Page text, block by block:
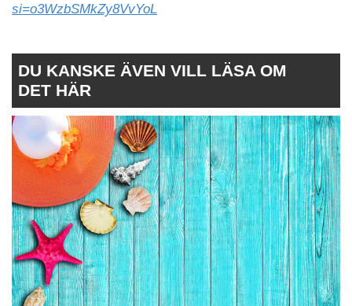
si=o3WzbSMkZy8VvYoL
DU KANSKE ÄVEN VILL LÄSA OM
DET HÄR